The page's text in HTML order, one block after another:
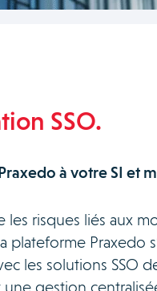
SSO.
à votre SI et
les risques liés aux
plateforme Praxedo
les solutions SSO
une gestion